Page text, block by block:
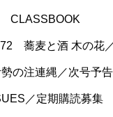
CLASSBOOK
蕎麦と酒 木の花
の注連縄／次号予告
／定期購読募集